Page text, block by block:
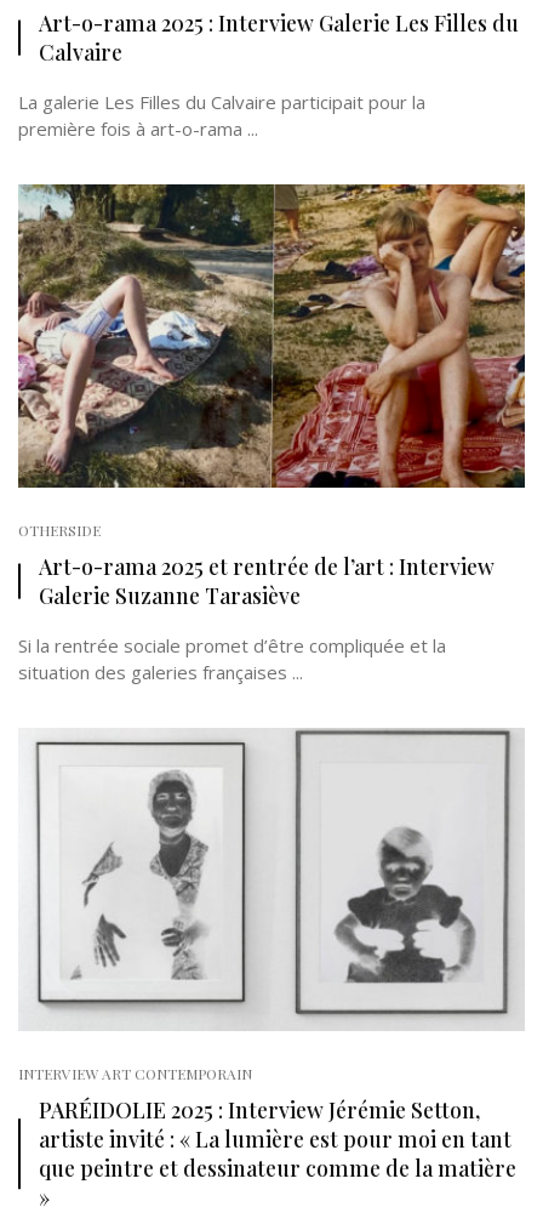
Art-o-rama 2025 : Interview Galerie Les Filles du
Calvaire
La galerie Les Filles du Calvaire participait pour la
première fois à art-o-rama ...
OTHERSIDE
Art-o-rama 2025 et rentrée de l’art : Interview
Galerie Suzanne Tarasiève
Si la rentrée sociale promet d’être compliquée et la
situation des galeries françaises ...
INTERVIEW ART CONTEMPORAIN
PARÉIDOLIE 2025 : Interview Jérémie Setton,
artiste invité : « La lumière est pour moi en tant
que peintre et dessinateur comme de la matière
»